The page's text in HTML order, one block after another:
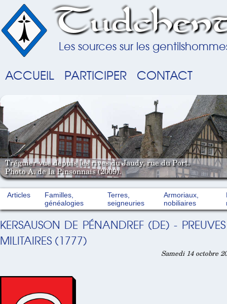
Les sources sur les
ACCUEIL PARTICIPER CONTACT
Tréguier vue depuis les rives du Jaudy, rue du Port.
Photo A. de la Pinsonnais (2009).
Articles
Familles,
généalogies
Terres,
seigneuries
Armoriaux,
nobiliaires
KERSAUSON DE PÉNANDREF (DE) -
MILITAIRES (1777)
Samedi 14 octobre